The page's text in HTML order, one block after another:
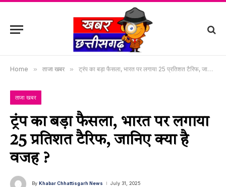
Home » ताजा खबर » ट्रंप का बड़ा फैसला, भारत पर लगाया 25 प्रतिशत टैरिफ, जानिए क्या है वजह ?
ताजा खबर
ट्रंप का बड़ा फैसला, भारत पर लगाया
25 प्रतिशत टैरिफ, जानिए क्या है
वजह ?
By Khabar Chhattisgarh News July 31, 2025